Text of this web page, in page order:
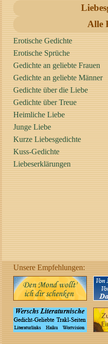
Alle
Erotische Gedichte
Erotische Sprüche
Gedichte an geliebte Frauen
Gedichte an geliebte Männer
Gedichte über die Liebe
Gedichte über Treue
Heimliche Liebe
Junge Liebe
Kurze Liebesgedichte
Kuss-Gedichte
Liebeserklärungen
Unsere Empfehlungen: